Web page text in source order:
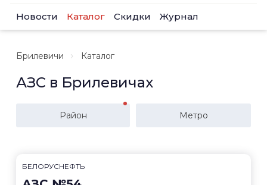
Новости Каталог Скидки Журнал
Брилевичи Каталог
АЗС в Брилевичах
Район Метро
БЕЛОРУСНЕФТЬ